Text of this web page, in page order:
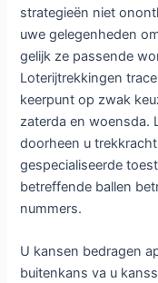
strategieën niet
uwe gelegenheden
gelijk ze passende
Loterijtrekkingen
keerpunt op zwak
zaterda en woensda.
doorheen u
gespecialiseerde
betreffende ballen
nummers.
U kansen bedragen
buitenkans va u